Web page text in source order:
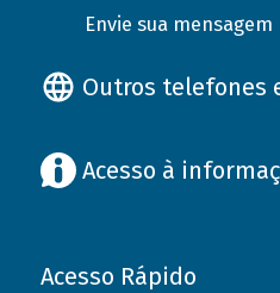
Envie sua mensagem
Outros telefones
Acesso à
Acesso Rápido